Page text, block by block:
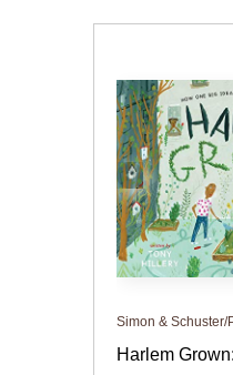
Simon &
Harlem